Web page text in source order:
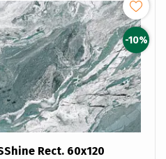
-10%
Rect. 60x120